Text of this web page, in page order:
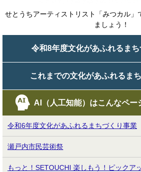
せとうちアーティストリスト「みつカル」
ましょう！
令和8年度文化があふれるま
これまでの文化があふれるま
AI（人工知能）はこんなペー
令和6年度文化があふれるまちづくり事業
瀬戸内市民芸術祭
もっと！SETOUCHI 楽しもう！ピックア